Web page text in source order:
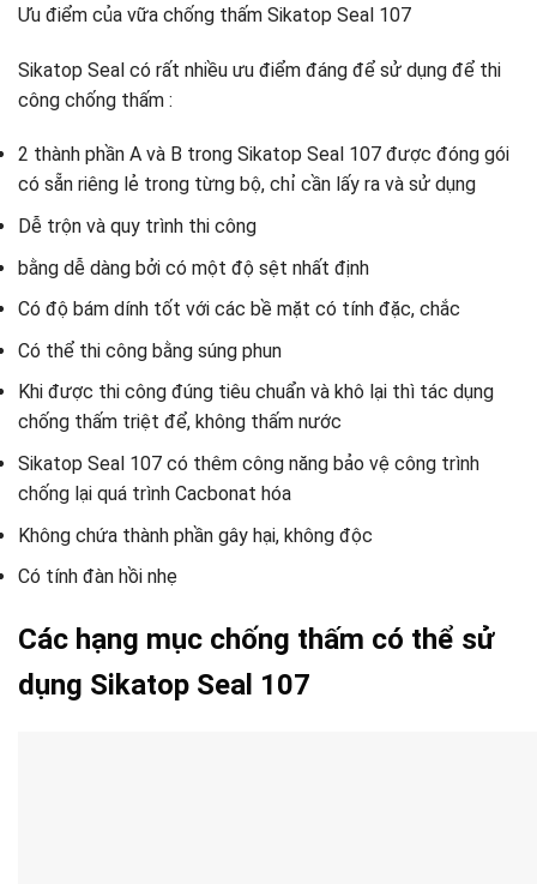
Ưu điểm của vữa chống thấm Sikatop Seal 107
Sikatop Seal có rất nhiều ưu điểm đáng để sử dụng để thi
công chống thấm :
2 thành phần A và B trong Sikatop Seal 107 được đóng gói
có sẵn riêng lẻ trong từng bộ, chỉ cần lấy ra và sử dụng
Dễ trộn và quy trình thi công
bằng dễ dàng bởi có một độ sệt nhất định
Có độ bám dính tốt với các bề mặt có tính đặc, chắc
Có thể thi công bằng súng phun
Khi được thi công đúng tiêu chuẩn và khô lại thì tác dụng
chống thấm triệt để, không thấm nước
Sikatop Seal 107 có thêm công năng bảo vệ công trình
chống lại quá trình Cacbonat hóa
Không chứa thành phần gây hại, không độc
Có tính đàn hồi nhẹ
Các hạng mục chống thấm có thể sử
dụng Sikatop Seal 107